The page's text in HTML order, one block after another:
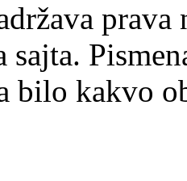
sajta.
bilo kakvo